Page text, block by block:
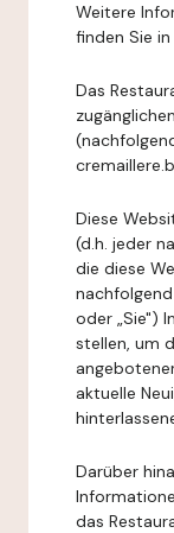
Weitere
finden Sie
Das
Diese
(d.h. jeder
die diese
oder „Sie")
stellen, um
aktuelle
Darüber
das